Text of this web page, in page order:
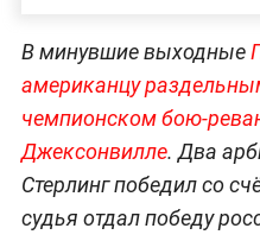
В минувшие выходные
американцу
чемпионском бою-
Джексонвилле. Два
Стерлинг победил со
судья отдал победу